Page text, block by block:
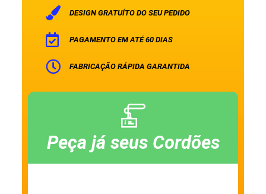
DESIGN GRATUÍTO DO SEU PEDIDO
PAGAMENTO EM ATÉ 60 DIAS
FABRICAÇÃO RÁPIDA GARANTIDA
Peça já seus Cordões